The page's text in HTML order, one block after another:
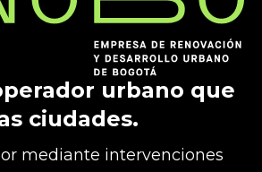
urbano que
ciudades.
mediante intervenciones